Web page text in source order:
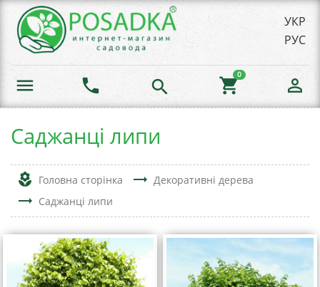
УКР
РУС
menu phone search shopping_cart
0
person_outline
Саджанці липи
local_florist Головна сторінка trending_flat Декоративні дерева
trending_flat Саджанці липи